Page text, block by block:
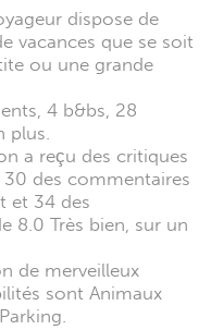
dispose de
vacances que se soit
ou une grande
4 b&bs, 28
plus.
a reçu des critiques
des commentaires
et 34 des
8.0 Très bien, sur un
de merveilleux
sont Animaux